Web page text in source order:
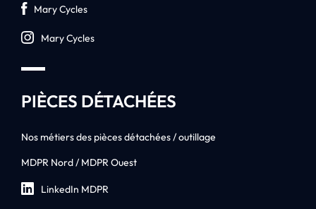
Mary Cycles
Mary Cycles
PIÈCES DÉTACHÉES
Nos métiers des pièces détachées / outillage
MDPR Nord / MDPR Ouest
LinkedIn MDPR